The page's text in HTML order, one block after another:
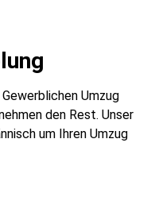
Umzug
den Rest. Unser
um Ihren Umzug